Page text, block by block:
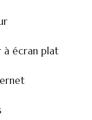
à écran plat